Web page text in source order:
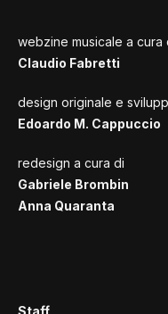
webzine musicale a cura
Claudio Fabretti
design originale e
Edoardo M. Cappuccio
redesign a cura di
Gabriele Brombin
Anna Quaranta